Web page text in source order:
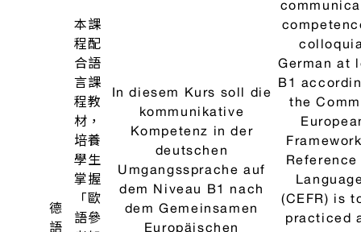
文
法
學生
的進
階德
語能
力，
以符
合
「歐
語參
考架
構」
integrierten Kurs, in
dem neben den
Fertigkeiten Lese- und
Hörverstehen auch die
mündliche und
schrifliche
Kommunikation trainiert
level of
CEFR. It
course in
not only
reading
skills but
oral and
skills